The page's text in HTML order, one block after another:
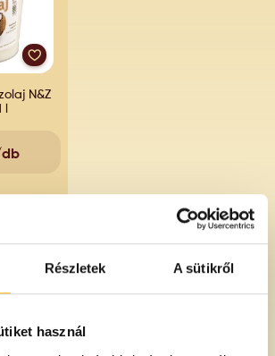
Részletek A sütikről
használ
N&Z